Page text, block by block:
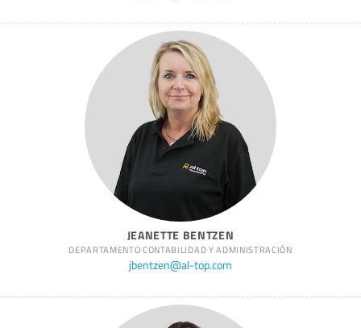
JEANETTE BENTZEN
DEPARTAMENTO CONTABILIDAD Y ADMINISTRACIÓN
jbentzen@al-top.com